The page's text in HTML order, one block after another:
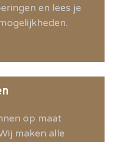
en lees je
op maat
maken alle